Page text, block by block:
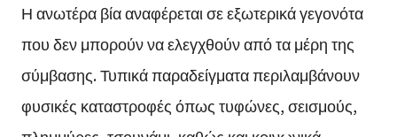
Η ανωτέρα βία αναφέρεται σε εξωτερικά γεγονότα
που δεν μπορούν να ελεγχθούν από τα μέρη της
σύμβασης. Τυπικά παραδείγματα περιλαμβάνουν
φυσικές καταστροφές όπως τυφώνες, σεισμούς,